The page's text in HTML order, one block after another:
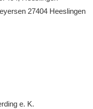
27404 Heeslingen
e. K.